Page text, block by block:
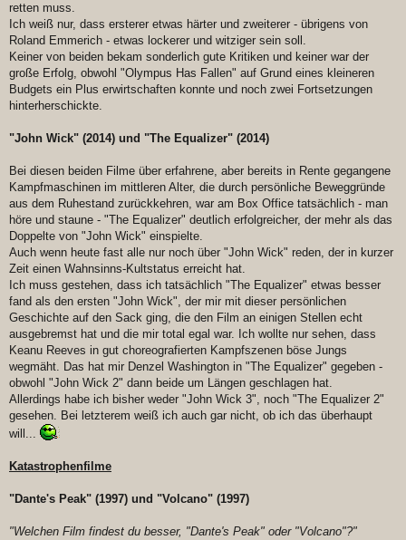
retten muss.
Ich weiß nur, dass ersterer etwas härter und zweiterer - übrigens von
Roland Emmerich - etwas lockerer und witziger sein soll.
Keiner von beiden bekam sonderlich gute Kritiken und keiner war der
große Erfolg, obwohl "Olympus Has Fallen" auf Grund eines kleineren
Budgets ein Plus erwirtschaften konnte und noch zwei Fortsetzungen
hinterherschickte.
"John Wick" (2014) und "The Equalizer" (2014)
Bei diesen beiden Filme über erfahrene, aber bereits in Rente gegangene
Kampfmaschinen im mittleren Alter, die durch persönliche Beweggründe
aus dem Ruhestand zurückkehren, war am Box Office tatsächlich - man
höre und staune - "The Equalizer" deutlich erfolgreicher, der mehr als das
Doppelte von "John Wick" einspielte.
Auch wenn heute fast alle nur noch über "John Wick" reden, der in kurzer
Zeit einen Wahnsinns-Kultstatus erreicht hat.
Ich muss gestehen, dass ich tatsächlich "The Equalizer" etwas besser
fand als den ersten "John Wick", der mir mit dieser persönlichen
Geschichte auf den Sack ging, die den Film an einigen Stellen echt
ausgebremst hat und die mir total egal war. Ich wollte nur sehen, dass
Keanu Reeves in gut choreografierten Kampfszenen böse Jungs
wegmäht. Das hat mir Denzel Washington in "The Equalizer" gegeben -
obwohl "John Wick 2" dann beide um Längen geschlagen hat.
Allerdings habe ich bisher weder "John Wick 3", noch "The Equalizer 2"
gesehen. Bei letzterem weiß ich auch gar nicht, ob ich das überhaupt
will...
Katastrophenfilme
"Dante's Peak" (1997) und "Volcano" (1997)
"Welchen Film findest du besser, "Dante's Peak" oder "Volcano"?"